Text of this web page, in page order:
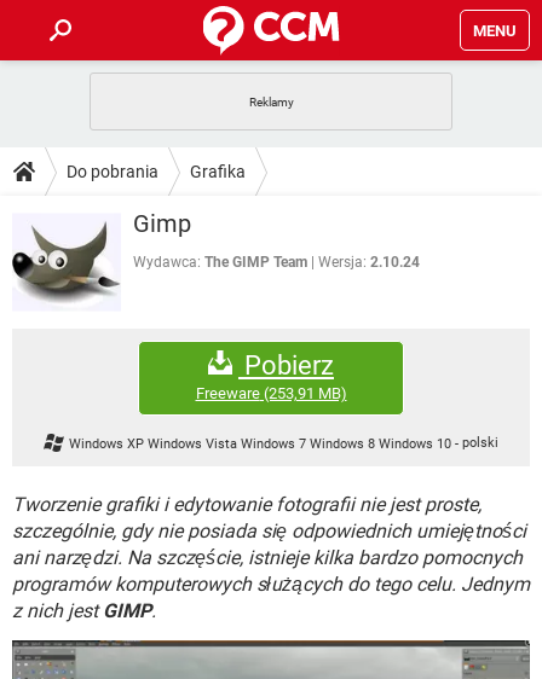
MENU
GRY
INSTAGRAM FACEBOOK
WINDOWS 10
PORADY
PlayStation
GRY
SPOTIFY
DO POBRANIA
ANDROID TIKTOK
GRY
NETFLIX
FACEBOOK
FORUM
WHATSAPP
NETFLIX
INSTAGRAM FACEBOOK
TIKTOK
INSTAGRAM FACEBOOK
WINDOWS 10
Do pobrania Grafika
Gimp
Wydawca: The GIMP Team Wersja: 2.10.24
Pobierz
Freeware(253,91 MB)
Windows XP Windows Vista Windows 7 Windows 8 Windows 10 - polski
Tworzenie grafiki i edytowanie fotografii nie jest proste,
szczególnie, gdy nie posiada się odpowiednich umiejętności
ani narzędzi. Na szczęście, istnieje kilka bardzo pomocnych
programów komputerowych służących do tego celu. Jednym
z nich jestGIMP.